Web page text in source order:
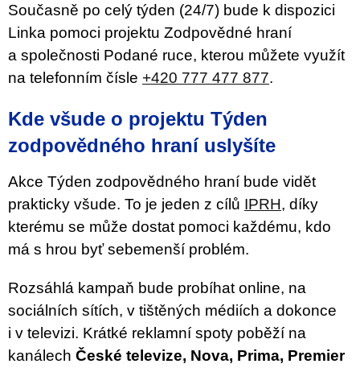
Současně po celý týden (24/7) bude k dispozici
Linka pomoci projektu Zodpovědné hraní
a společnosti Podané ruce, kterou můžete využít
na telefonním čísle +420 777 477 877.
Kde všude o projektu Týden
zodpovědného hraní uslyšíte
Akce Týden zodpovědného hraní bude vidět
prakticky všude. To je jeden z cílů IPRH, díky
kterému se může dostat pomoci každému, kdo
má s hrou byť sebemenší problém.
Rozsáhlá kampaň bude probíhat online, na
sociálních sítích, v tištěných médiích a dokonce
i v televizi. Krátké reklamní spoty poběží na
kanálech České televize, Nova, Prima, Premier